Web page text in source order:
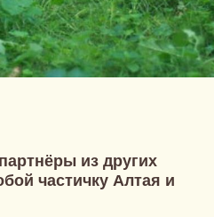
из других
частичку Алтая и